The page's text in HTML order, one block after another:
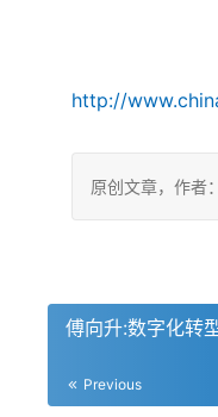
http://
原创文章，作者
傅向升:数字化转
Previous